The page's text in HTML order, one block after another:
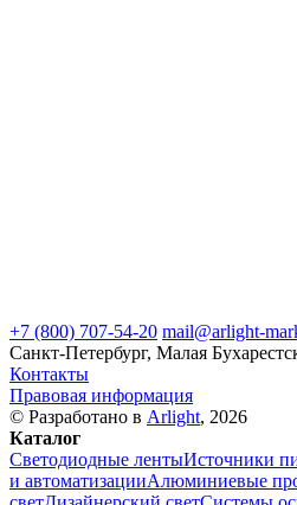
+7 (800) 707-54-20 mail@arlight-
Санкт-Петербург, Малая
Контакты
Правовая информация
© Разработано в Arlight, 2026
Каталог
Светодиодные лентыИсточники
и автоматизацииАлюминиевые